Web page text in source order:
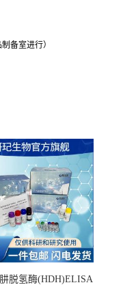
备室进行）
脱氢酶(HDH)ELISA